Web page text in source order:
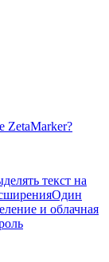
ZetaMarker?
текст на
Один
и облачная